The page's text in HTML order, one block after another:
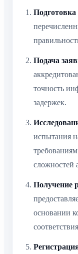
Подача
точность
задержек.
испытания
сложностей
Получение
основании